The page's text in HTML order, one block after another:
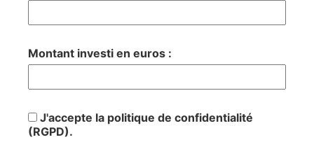
Montant investi en euros :
J'accepte la politique de confidentialité
(RGPD).